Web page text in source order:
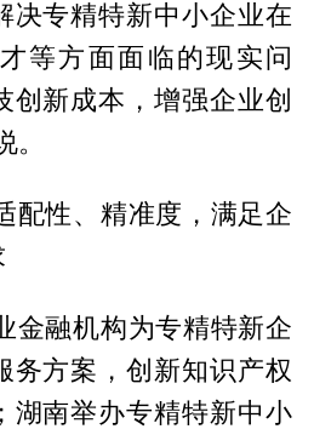
决专精特新中小企业在
等方面面临的现实问
创新成本，增强企业创
。
配性、精准度，满足企
金融机构为专精特新企
务方案，创新知识产权
湖南举办专精特新中小